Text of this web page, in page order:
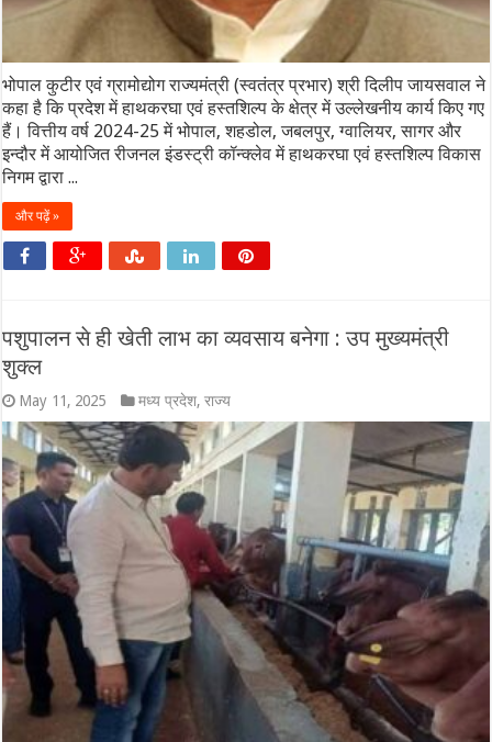
भोपाल कुटीर एवं ग्रामोद्योग राज्यमंत्री (स्वतंत्र प्रभार) श्री दिलीप जायसवाल ने
कहा है कि प्रदेश में हाथकरघा एवं हस्तशिल्प के क्षेत्र में उल्लेखनीय कार्य किए गए
हैं। वित्तीय वर्ष 2024-25 में भोपाल, शहडोल, जबलपुर, ग्वालियर, सागर और
इन्दौर में आयोजित रीजनल इंडस्ट्री कॉन्क्लेव में हाथकरघा एवं हस्तशिल्प विकास
निगम द्वारा ...
और पढ़ें »
पशुपालन से ही खेती लाभ का व्यवसाय बनेगा : उप मुख्यमंत्री
शुक्ल
May 11, 2025 मध्य प्रदेश,राज्य